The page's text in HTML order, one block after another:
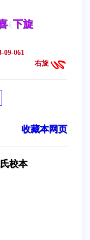
下旋
09-061
右旋
收藏本网页
校本